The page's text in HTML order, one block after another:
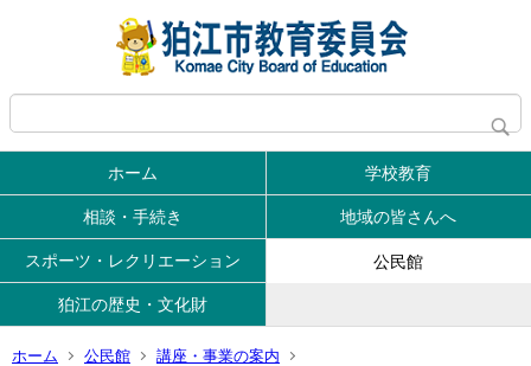
ホーム 学校教育
相談・手続き 地域の皆さんへ
スポーツ・レクリエーション 公民館
狛江の歴史・文化財
ホーム 公民館
講座・事業の案内